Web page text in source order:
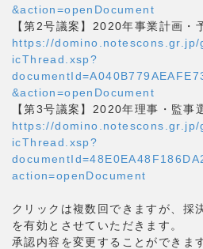
&action=openDocument
【第2号議案】2020年事業計画・
https://
icThread.xsp?
&action=openDocument
【第3号議案】2020年理事・監事
https://
icThread.xsp?
action=openDocument
クリックは複数回できますが、採
を有効とさせていただきます。
承認内容を変更することができま